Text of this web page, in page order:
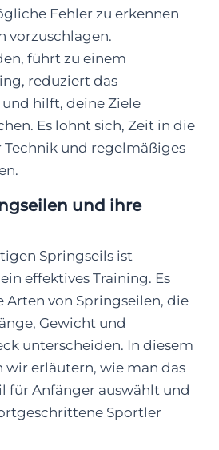
Fehler zu erkennen
vorzuschlagen.
führt zu einem
reduziert das
hilft, deine Ziele
Es lohnt sich, Zeit in die
Technik und regelmäßiges
und ihre
Springseils ist
effektives Training. Es
Arten von Springseilen, die
Gewicht und
unterscheiden. In diesem
erläutern, wie man das
für Anfänger auswählt und
Sportler